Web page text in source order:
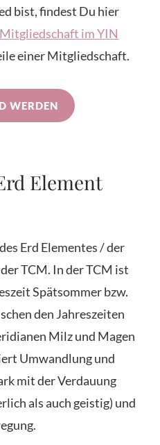
bist, findest Du hier
im YIN
einer Mitgliedschaft.
WERDEN
Element
Erd Elementes / der
TCM. In der TCM ist
Spätsommer bzw.
den Jahreszeiten
Milz und Magen
Umwandlung und
mit der Verdauung
als auch geistig) und